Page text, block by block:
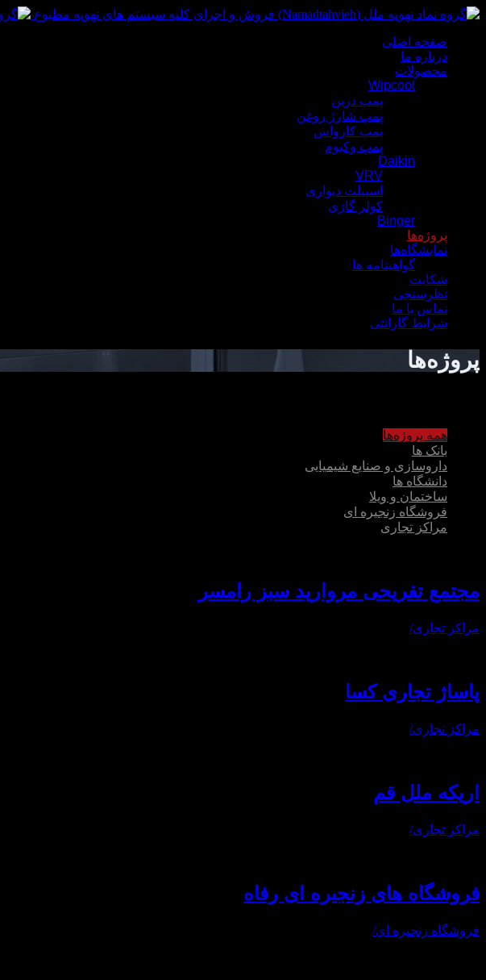
صفحه اصلی
درباره ما
محصولات
Wipcool
پمپ درین
پمپ شارژ روغن
پمپ کارواش
پمپ وکیوم
Daikin
VRV
اسپیلت دیواری
کولر گازی
Binger
پروژه‌‌ها
نمایشگاه‌ها
گواهینامه ها
شکایت
نظرسنجی
تماس با ما
شرایط گارانتی
پروژه‌‌ها
همه پروژه‌ها
بانک ها
داروسازی و صنایع شیمیایی
دانشگاه ها
ساختمان و ویلا
فروشگاه زنجیره ای
مراکز تجاری
مجتمع تفریحی مروارید سبز رامسر
مراکز تجاری/
پاساژ تجاری کسا
مراکز تجاری/
اریکه ملل قم
مراکز تجاری/
فروشگاه های زنجیره ای رفاه
فروشگاه زنجیره ای/